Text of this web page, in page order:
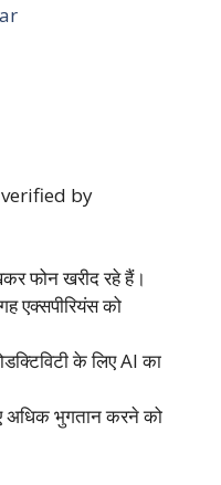
by
फोन खरीद रहे हैं।
एक्सपीरियंस को
के लिए AI का
अधिक भुगतान करने को